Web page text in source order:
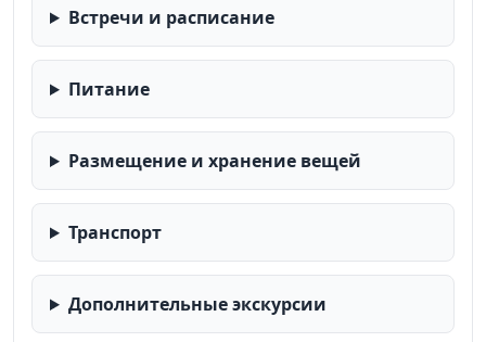
Встречи и расписание
Питание
Размещение и хранение вещей
Транспорт
Дополнительные экскурсии